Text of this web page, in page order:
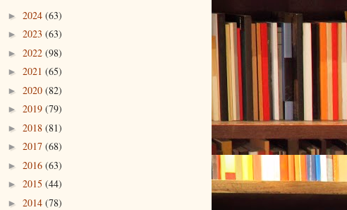
► 2024 (63)
► 2023 (63)
► 2022 (98)
► 2021 (65)
► 2020 (82)
► 2019 (79)
► 2018 (81)
► 2017 (68)
► 2016 (63)
► 2015 (44)
► 2014 (78)